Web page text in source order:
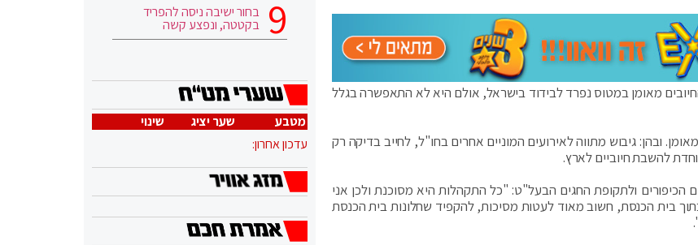
מאומן במטוס נפרד לבידוד בישראל, אולם היא לא התאפשרה בגלל
ובהן: גיבוש מתווה לאירועים המוניים אחרים בחו"ל, לחייב בדיקה רק
להשבת חיוביים לארץ.
ולתקופת החגים הבעל"ט: "כל התקהלות היא מסוכנת ולכן אני
בית הכנסת, חשוב מאוד לעטות מסיכות, להקפיד שחלונות בית הכנסת
בחור ישיבה ניסה להפריד
בקטטה, ונפצע קשה
מטבע שער יציג
שינוי
עדכון אחרון: